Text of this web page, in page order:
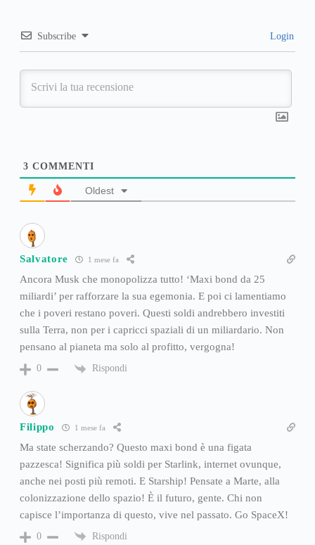
Subscribe Login
3 COMMENTI
Oldest
Salvatore 1 mese fa
Ancora Musk che monopolizza tutto! ‘Maxi bond da 25
miliardi’ per rafforzare la sua egemonia. E poi ci lamentiamo
che i poveri restano poveri. Questi soldi andrebbero investiti
sulla Terra, non per i capricci spaziali di un miliardario. Non
pensano al pianeta ma solo al profitto, vergogna!
0 Rispondi
Filippo 1 mese fa
Ma state scherzando? Questo maxi bond è una figata
pazzesca! Significa più soldi per Starlink, internet ovunque,
anche nei posti più remoti. E Starship! Pensate a Marte, alla
colonizzazione dello spazio! È il futuro, gente. Chi non
capisce l’importanza di questo, vive nel passato. Go SpaceX!
0 Rispondi